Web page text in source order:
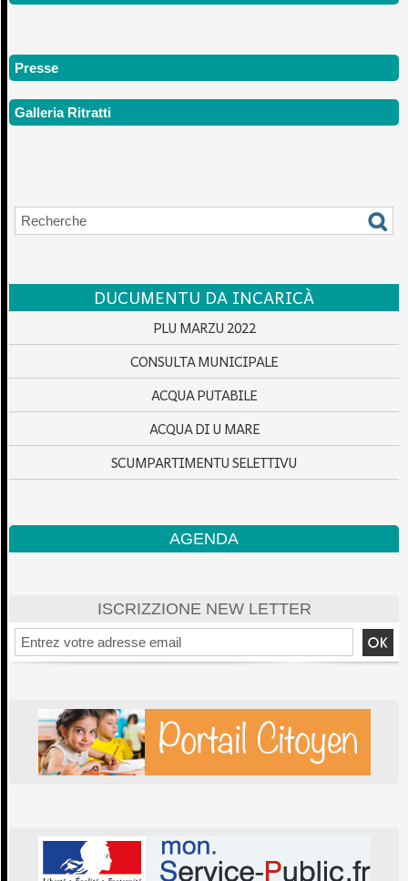
Presse
Galleria Ritratti
DUCUMENTU DA INCARICÀ
PLU MARZU 2022
CONSULTA MUNICIPALE
ACQUA PUTABILE
ACQUA DI U MARE
SCUMPARTIMENTU SELETTIVU
AGENDA
ISCRIZZIONE NEW LETTER